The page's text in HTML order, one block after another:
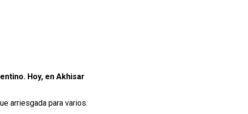
Hoy, en Akhisar
arriesgada para varios.